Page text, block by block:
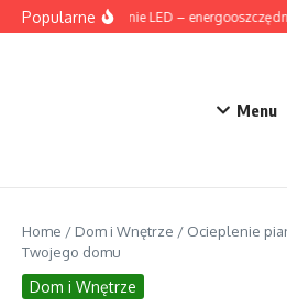
Przejdź do treści
PopularneOświetlenie LED –
Menu
Home / Dom i Wnętrze / Ocieplenie
Twojego domu
Dom i Wnętrze